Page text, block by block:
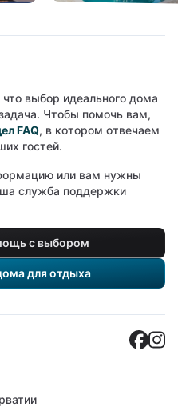
выбор идеального дома
Чтобы помочь вам,
FAQ, в котором отвечаем
гостей.
или вам нужны
служба поддержки
с выбором
для отдыха